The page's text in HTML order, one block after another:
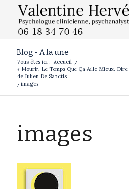
Blog - A la une
Vous êtes ici : Accueil
/
« Mourir, Le Temps Que Ça Aille Mieux.
de Julien De Sanctis
/ images
images